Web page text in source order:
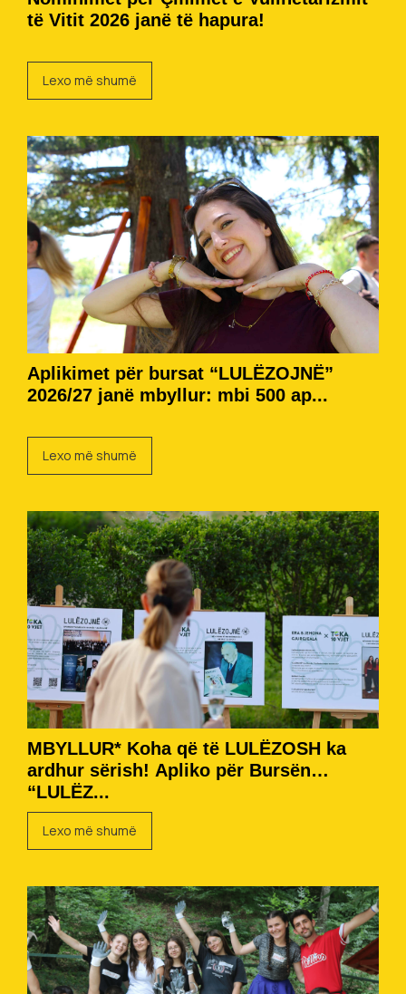
të Vitit 2026 janë të hapura!
Lexo më shumë
Aplikimet për bursat “LULËZOJNË”
2026/27 janë mbyllur: mbi 500 ap...
Lexo më shumë
MBYLLUR* Koha që të LULËZOSH ka
ardhur sërish! Apliko për Bursën
“LULËZ...
Lexo më shumë